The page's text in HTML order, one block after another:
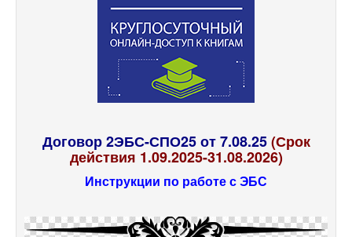
Договор 2ЭБС-СПО25 от 7.08.25 (Срок
действия 1.09.2025-31.08.2026)
Инструкции по работе с ЭБС